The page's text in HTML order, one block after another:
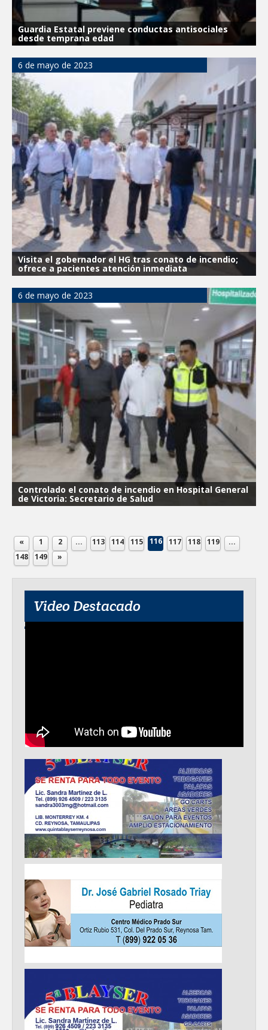
Guardia Estatal previene conductas antisociales
desde temprana edad
6 de mayo de 2023
Visita el gobernador el HG tras conato de incendio;
ofrece a pacientes atención inmediata
6 de mayo de 2023
Controlado el conato de incendio en Hospital General
de Victoria: Secretario de Salud
« 1 2 ... 113 114 115 116 117 118 119
...
148
149 »
Video Destacado